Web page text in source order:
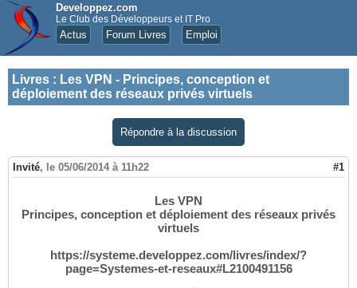
Developpez.com
Le Club des Développeurs et IT Pro
Actus Forum Livres Emploi
Livres : Les VPN - Principes, conception et
déploiement des réseaux privés virtuels
Répondre à la discussion
Invité, le 05/06/2014 à 11h22 #1
Les VPN
Principes, conception et déploiement des réseaux privés
virtuels
https://systeme.developpez.com/livres/index/?
page=Systemes-et-reseaux#L2100491156